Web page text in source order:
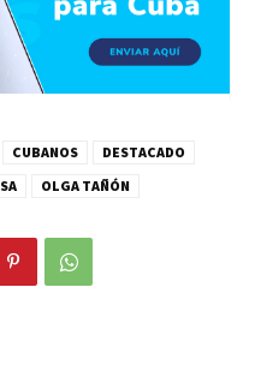
CUBANOS
DESTACADO
OLGA TAÑÓN